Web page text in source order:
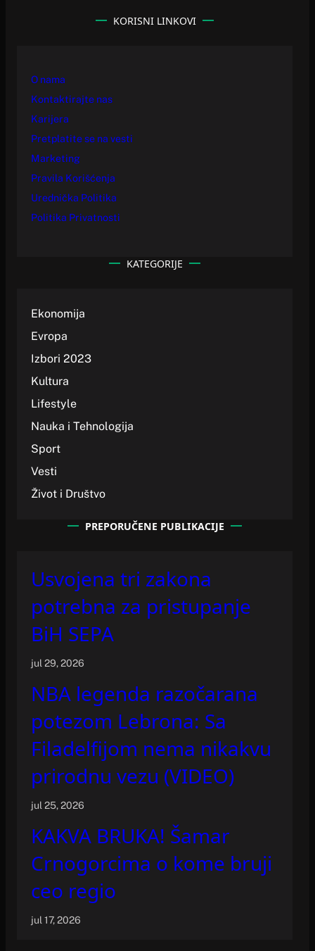
KORISNI LINKOVI
O nama
Kontaktirajte nas
Karijera
Pretplatite se na vesti
Marketing
Pravila Korišćenja
Urednička Politika
Politika Privatnosti
KATEGORIJE
Ekonomija
Evropa
Izbori 2023
Kultura
Lifestyle
Nauka i Tehnologija
Sport
Vesti
Život i Društvo
PREPORUČENE PUBLIKACIJE
Usvojena tri zakona
potrebna za pristupanje
BiH SEPA
jul 29, 2026
NBA legenda razočarana
potezom Lebrona: Sa
Filadelfijom nema nikakvu
prirodnu vezu (VIDEO)
jul 25, 2026
KAKVA BRUKA! Šamar
Crnogorcima o kome bruji
ceo regio
jul 17, 2026